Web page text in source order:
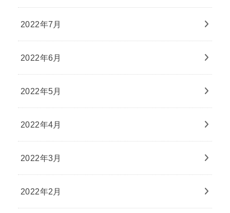
2022年7月
2022年6月
2022年5月
2022年4月
2022年3月
2022年2月